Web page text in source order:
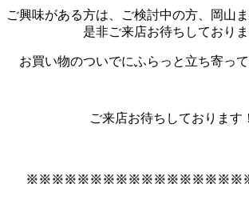
ご興味がある方は、ご検討中の方、岡山
是非ご来店お待ちしておりま
お買い物のついでにふらっと立ち寄っ
ご来店お待ちしております